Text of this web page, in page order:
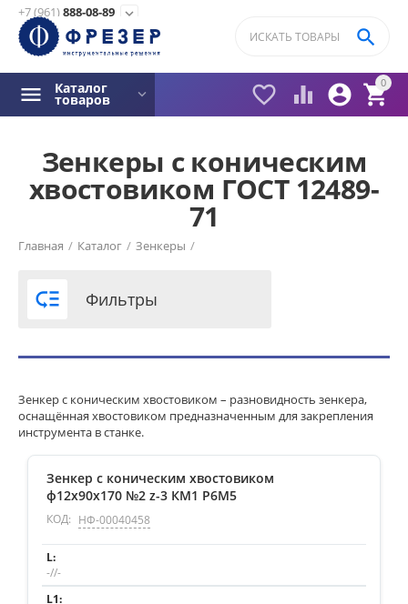
+7 (961)888-08-89 expand_more
0


 

Каталог
товаров
Фильтры товаров
P18
Р9Ф5
Тип хвостовика
KM1
KM2
Зенкеры с коническим
хвостовиком ГОСТ 12489-
71
Главная / Каталог / Зенкеры /
 Фильтры
Зенкер с коническим хвостовиком – разновидность зенкера,
оснащённая хвостовиком предназначенным для закрепления
инструмента в станке.
Зенкер с коническим хвостовиком
ф12х90х170 №2 z-3 КМ1 P6М5
КОД: НФ-00040458
-//-